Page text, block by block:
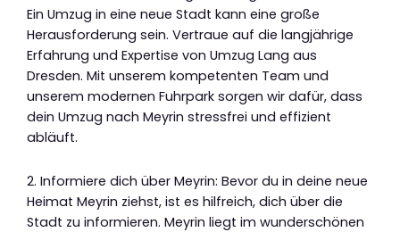
Ein Umzug in eine neue Stadt kann eine große
Herausforderung sein. Vertraue auf die langjährige
Erfahrung und Expertise von Umzug Lang aus
Dresden. Mit unserem kompetenten Team und
unserem modernen Fuhrpark sorgen wir dafür, dass
dein Umzug nach Meyrin stressfrei und effizient
abläuft.
2. Informiere dich über Meyrin: Bevor du in deine neue
Heimat Meyrin ziehst, ist es hilfreich, dich über die
Stadt zu informieren. Meyrin liegt im wunderschönen